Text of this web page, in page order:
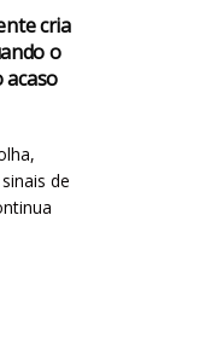
cria
o
acaso
de